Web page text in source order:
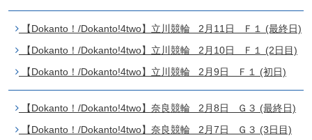
【Dokanto！/Dokanto!4two】立川競輪 2月11日 Ｆ１ (最終日)
【Dokanto！/Dokanto!4two】立川競輪 2月10日 Ｆ１ (2日目)
【Dokanto！/Dokanto!4two】立川競輪 2月9日 Ｆ１ (初日)
【Dokanto！/Dokanto!4two】奈良競輪 2月8日 Ｇ３ (最終日)
【Dokanto！/Dokanto!4two】奈良競輪 2月7日 Ｇ３ (3日目)